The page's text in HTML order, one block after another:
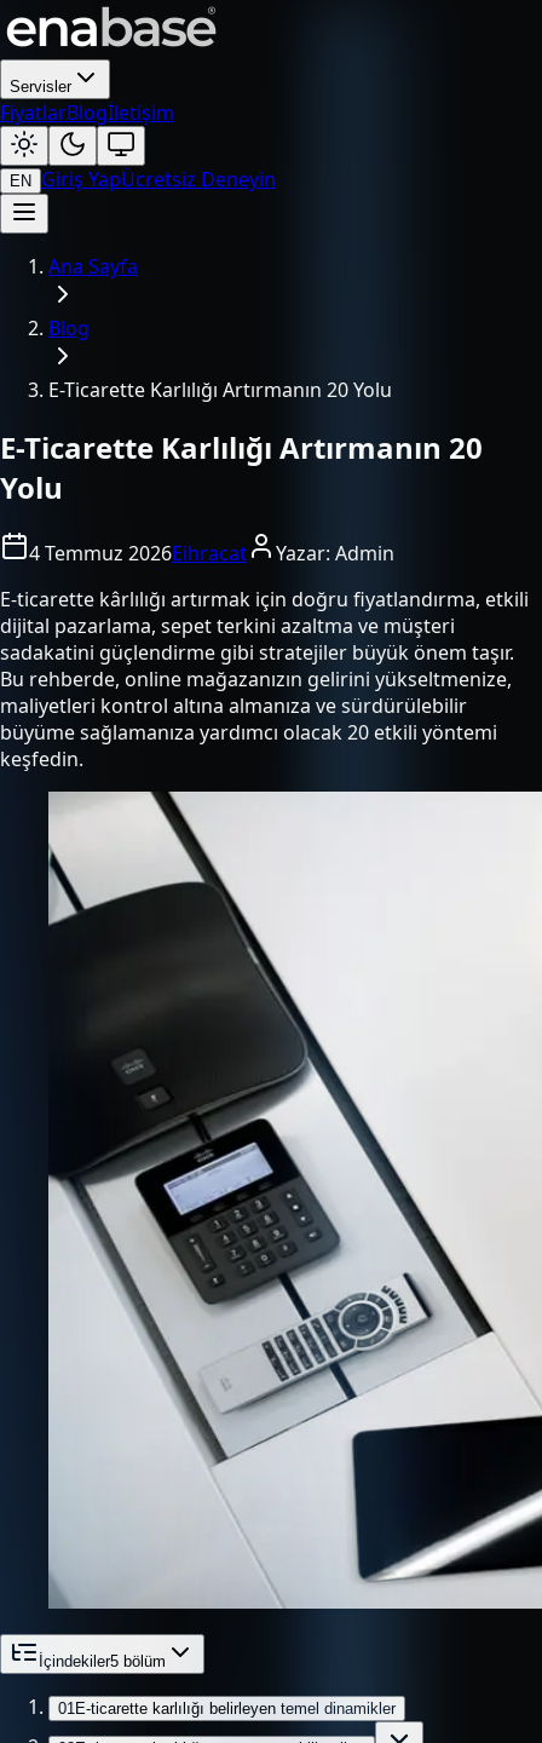
Servisler
FiyatlarBlogİletişim
EN Giriş YapÜcretsiz Deneyin
Ana Sayfa
Blog
E-Ticarette Karlılığı Artırmanın 20 Yolu
E-Ticarette Karlılığı Artırmanın 20
Yolu
4 Temmuz 2026Eihracat Yazar: Admin
E-ticarette kârlılığı artırmak için doğru fiyatlandırma, etkili
dijital pazarlama, sepet terkini azaltma ve müşteri
sadakatini güçlendirme gibi stratejiler büyük önem taşır.
Bu rehberde, online mağazanızın gelirini yükseltmenize,
maliyetleri kontrol altına almanıza ve sürdürülebilir
büyüme sağlamanıza yardımcı olacak 20 etkili yöntemi
keşfedin.
İçindekiler5 bölüm
01 E-ticarette karlılığı belirleyen temel dinamikler